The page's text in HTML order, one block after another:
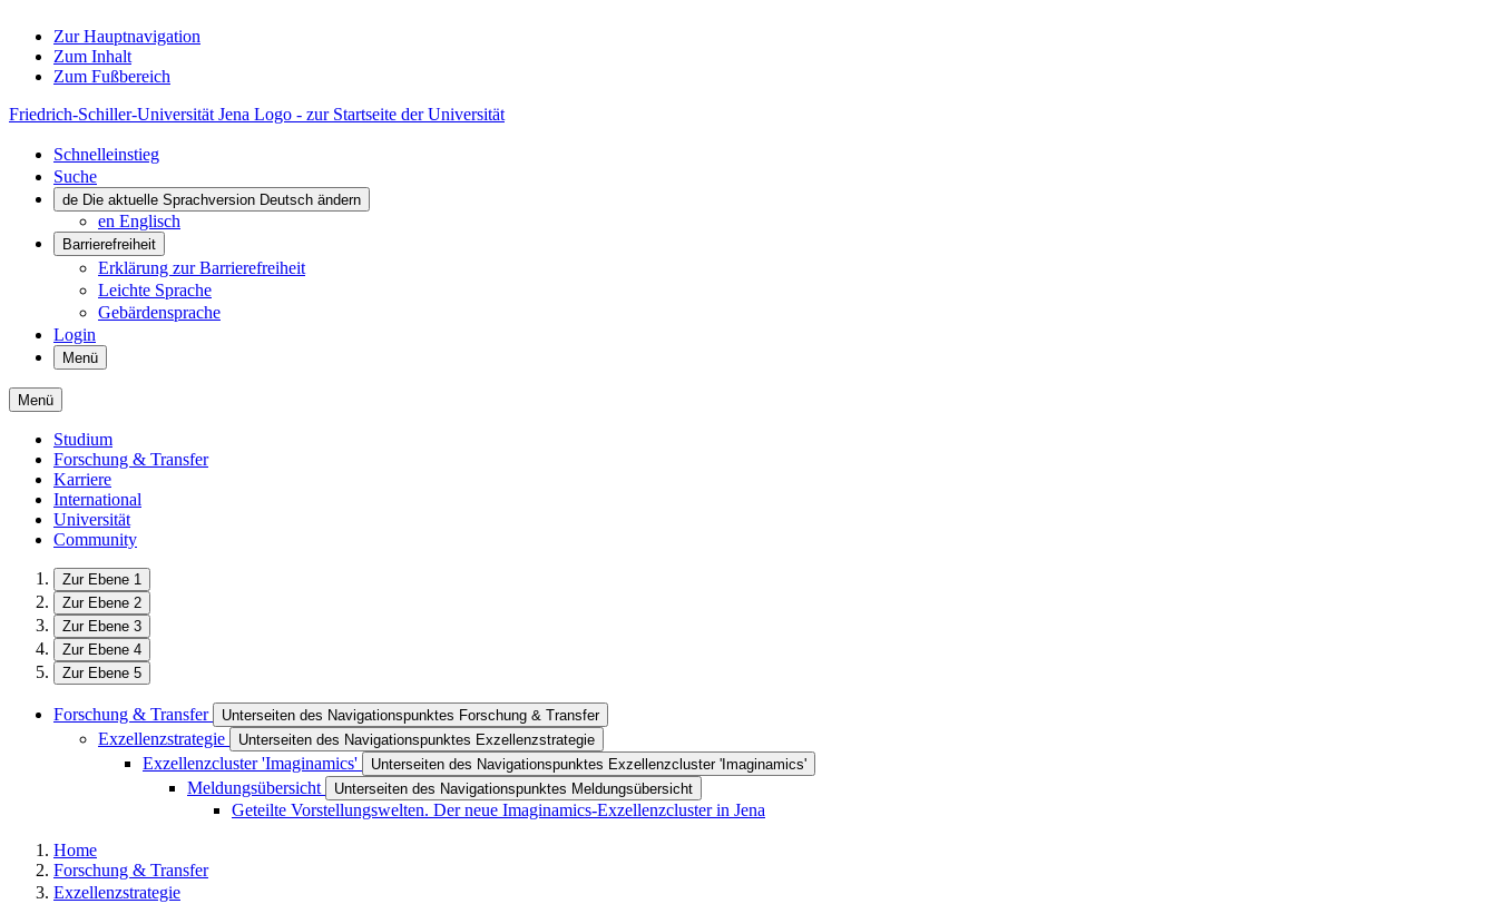
Zur Hauptnavigation
Zum Inhalt
Zum Fußbereich
Friedrich-Schiller-Universität Jena Logo - zur Startseite der Universität
Schnelleinstieg
Suche
de Die aktuelle Sprachversion Deutsch ändern
en Englisch
Barrierefreiheit
Erklärung zur Barrierefreiheit
Leichte Sprache
Gebärdensprache
Login
Menü
Menü
Studium
Forschung & Transfer
Karriere
International
Universität
Community
Zur Ebene 1
Zur Ebene 2
Zur Ebene 3
Zur Ebene 4
Zur Ebene 5
Forschung & Transfer Unterseiten des Navigationspunktes Forschung & Transfer
Exzellenzstrategie Unterseiten des Navigationspunktes Exzellenzstrategie
Exzellenzcluster 'Imaginamics' Unterseiten des Navigationspunktes Exzellenzcluster 'Imaginamics'
Meldungsübersicht Unterseiten des Navigationspunktes Meldungsübersicht
Geteilte Vorstellungswelten. Der neue Imaginamics-Exzellenzcluster in Jena
Home
Forschung & Transfer
Exzellenzstrategie